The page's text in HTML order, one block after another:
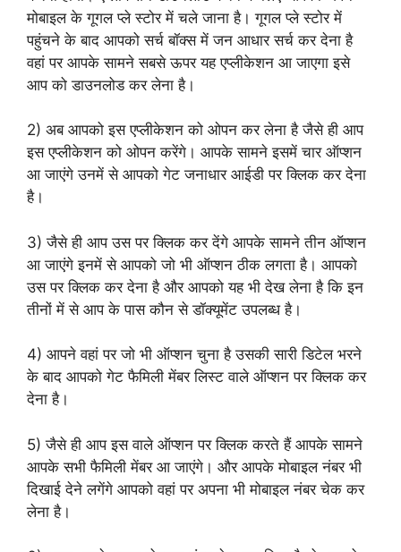
मोबाइल के गूगल प्ले स्टोर में चले जाना है। गूगल प्ले स्टोर में
पहुंचने के बाद आपको सर्च बॉक्स में जन आधार सर्च कर देना है
वहां पर आपके सामने सबसे ऊपर यह एप्लीकेशन आ जाएगा इसे
आप को डाउनलोड कर लेना है।
2) अब आपको इस एप्लीकेशन को ओपन कर लेना है जैसे ही आप
इस एप्लीकेशन को ओपन करेंगे। आपके सामने इसमें चार ऑप्शन
आ जाएंगे उनमें से आपको गेट जनाधार आईडी पर क्लिक कर देना
है।
3) जैसे ही आप उस पर क्लिक कर देंगे आपके सामने तीन ऑप्शन
आ जाएंगे इनमें से आपको जो भी ऑप्शन ठीक लगता है। आपको
उस पर क्लिक कर देना है और आपको यह भी देख लेना है कि इन
तीनों में से आप के पास कौन से डॉक्यूमेंट उपलब्ध है।
4) आपने वहां पर जो भी ऑप्शन चुना है उसकी सारी डिटेल भरने
के बाद आपको गेट फैमिली मेंबर लिस्ट वाले ऑप्शन पर क्लिक कर
देना है।
5) जैसे ही आप इस वाले ऑप्शन पर क्लिक करते हैं आपके सामने
आपके सभी फैमिली मेंबर आ जाएंगे। और आपके मोबाइल नंबर भी
दिखाई देने लगेंगे आपको वहां पर अपना भी मोबाइल नंबर चेक कर
लेना है।